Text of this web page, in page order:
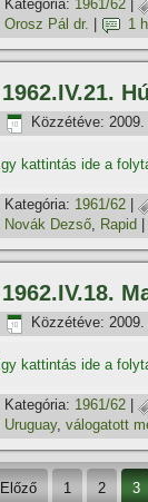
Kategória: 1961/62
Orosz Pál dr.
1
1962.IV.21.
Közzétéve:
kattintás ide a
Kategória: 1961/62
Novák Dezső, Rapid
1962.IV.18.
Közzétéve:
kattintás ide a
Kategória: 1961/62
Uruguay, válogatott
1 2 3